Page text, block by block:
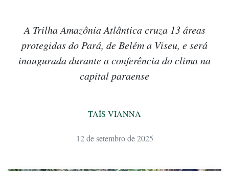
A Trilha Amazônia Atlântica cruza 13 áreas
protegidas do Pará, de Belém a Viseu, e será
inaugurada durante a conferência do clima na
capital paraense
TAÍS VIANNA
12 de setembro de 2025